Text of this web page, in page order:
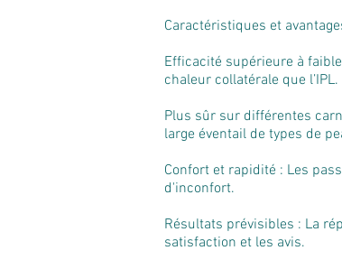
Caractéristiques et
Efficacité supérieure à
chaleur collatérale que l’IPL.
Plus sûr sur différentes
large éventail de types de
Confort et rapidité : Les
d'inconfort.
Résultats prévisibles : La
satisfaction et les avis.